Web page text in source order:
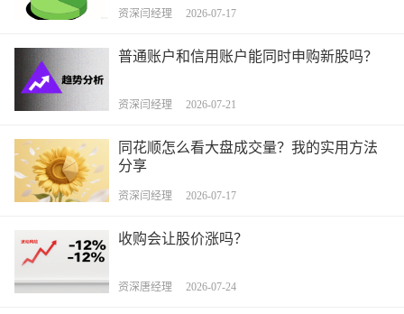
资深闫经理 2026-07-17
普通账户和信用账户能同时申购新股吗？
资深闫经理 2026-07-21
同花顺怎么看大盘成交量？我的实用方法
分享
资深闫经理 2026-07-17
收购会让股价涨吗？
资深唐经理 2026-07-24